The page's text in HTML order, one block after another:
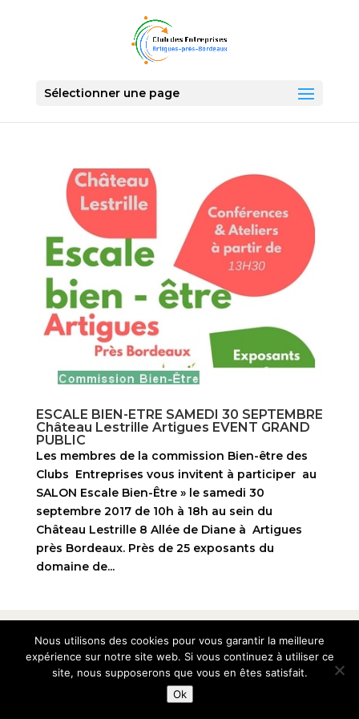
Sélectionner une page
ESCALE BIEN-ETRE SAMEDI 30 SEPTEMBRE
Château Lestrille Artigues EVENT GRAND
PUBLIC
Les membres de la commission Bien-être des
Clubs Entreprises vous invitent à participer au
SALON Escale Bien-Être » le samedi 30
septembre 2017 de 10h à 18h au sein du
Château Lestrille 8 Allée de Diane à Artigues
près Bordeaux. Près de 25 exposants du
domaine de...
bordeaux
Nous utilisons des cookies pour vous garantir la meilleure
expérience sur notre site web. Si vous continuez à utiliser ce
site, nous supposerons que vous en êtes satisfait.
Ok